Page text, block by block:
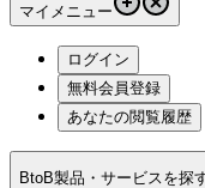
マイメニュー
ログイン
無料会員登録
あなたの閲覧履歴
BtoB製品・サービスを探